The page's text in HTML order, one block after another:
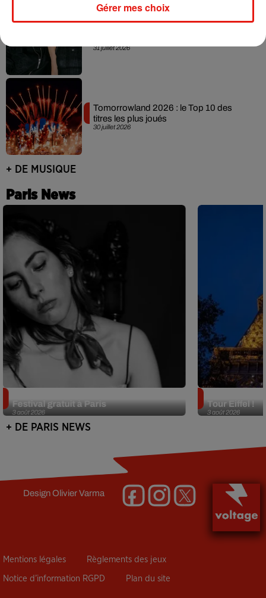
31 juillet 2026
30 juillet 2026
Tomorrowland 2026 : le Top 10 des
titres les plus joués
+ DE MUSIQUE
Paris News
3 août 2026
Festival gratuit à Paris
3 août 2026
Tour Eiffel !
+ DE PARIS NEWS
DesignOlivier Varma
Mentions légales Règlements des jeux
Notice d’information RGPD Plan du site
Gérer mes choix